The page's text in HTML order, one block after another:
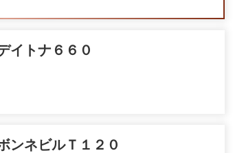
イトナ６６０
ンネビルＴ１２０